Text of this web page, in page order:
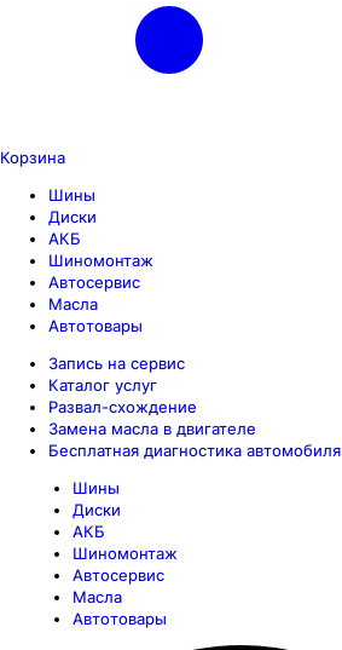
Корзина
Шины
Диски
АКБ
Шиномонтаж
Автосервис
Масла
Автотовары
Запись на сервис
Каталог услуг
Развал-схождение
Замена масла в двигателе
Бесплатная диагностика автомобиля
Шины
Диски
АКБ
Шиномонтаж
Автосервис
Масла
Автотовары